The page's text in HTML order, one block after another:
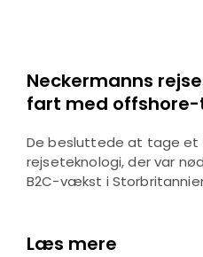
Neckermanns
fart med
De besluttede at tage et
rejseteknologi, der var
B2C-vækst i
Læs mere